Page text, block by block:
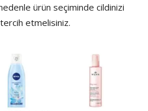
ürün seçiminde cildinizi
etmelisiniz.